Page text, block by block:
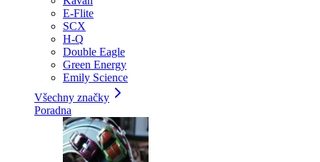
E-Flite
SCX
H-Q
Double Eagle
Green Energy
Emily Science
Všechny značky
Poradna